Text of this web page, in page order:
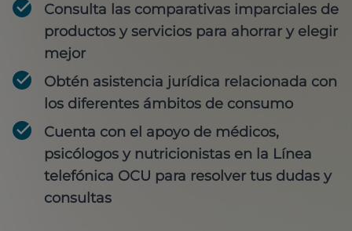
Consulta las comparativas imparciales de
productos y servicios para ahorrar y elegir
mejor
Obtén asistencia jurídica relacionada con
los diferentes ámbitos de consumo
Cuenta con el apoyo de médicos,
psicólogos y nutricionistas en la Línea
telefónica OCU para resolver tus dudas y
consultas